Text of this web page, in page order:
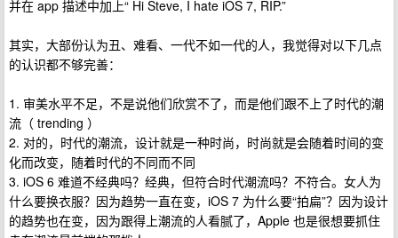
并在 app 描述中加上“ Hi Steve, I hate iOS 7, RIP.”
其实，大部份认为丑、难看、一代不如一代的人，我觉得对以下几点
的认识都不够完善：
1. 审美水平不足，不是说他们欣赏不了，而是他们跟不上了时代的潮
流（ trending ）
2. 对的，时代的潮流，设计就是一种时尚，时尚就是会随着时间的变
化而改变，随着时代的不同而不同
3. iOS 6 难道不经典吗？经典，但符合时代潮流吗？不符合。女人为
什么要换衣服？因为趋势一直在变，iOS 7 为什么要“拍扁”？因为设计
的趋势也在变，因为跟得上潮流的人看腻了，Apple 也是很想要抓住